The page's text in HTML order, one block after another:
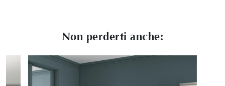
Non perderti anche: